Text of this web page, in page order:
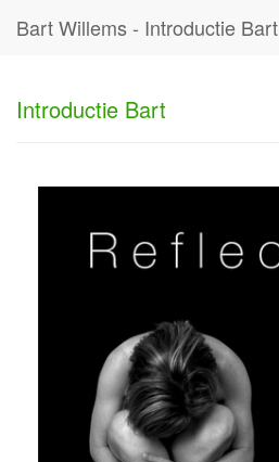
Bart Willems - Introductie Bart
Introductie Bart